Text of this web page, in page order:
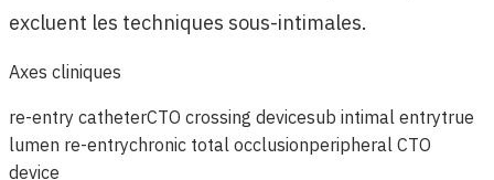
excluent les techniques sous-intimales.
Axes cliniques
re-entry catheterCTO crossing devicesub intimal entrytrue
lumen re-entrychronic total occlusionperipheral CTO
device